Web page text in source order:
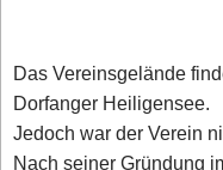
Das Vereinsgelände
Dorfanger Heiligensee.
Jedoch war der Verein
Nach seiner Gründung